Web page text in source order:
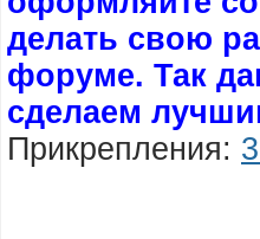
делать свою
форуме. Так
сделаем
Прикрепления: